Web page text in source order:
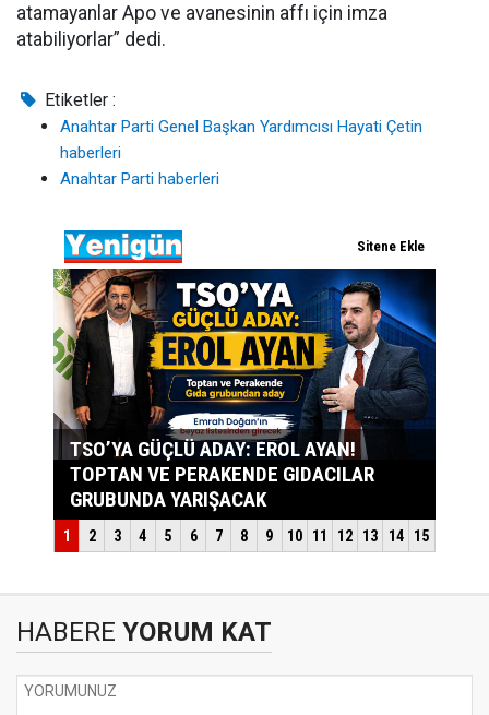
atamayanlar Apo ve avanesinin affı için imza
atabiliyorlar” dedi.
Etiketler :
Anahtar Parti Genel Başkan Yardımcısı Hayati Çetin
haberleri
Anahtar Parti haberleri
HABERE YORUM KAT